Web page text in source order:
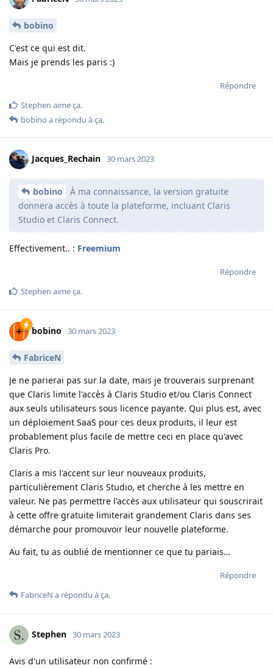
bobino
C'est ce qui est dit.
Mais je prends les paris :)
Répondre
Stephen aime ça.
bobino a répondu à ça.
Jacques_Rechain 30 mars 2023
bobino
À ma connaissance, la version gratuite
donnera accès à toute la plateforme, incluant Claris
Studio et Claris Connect.
Effectivement.. : Freemium
Répondre
Stephen aime ça.
bobino 30 mars 2023
FabriceN
Je ne parierai pas sur la date, mais je trouverais surprenant
que Claris limite l'accès à Claris Studio et/ou Claris Connect
aux seuls utilisateurs sous licence payante. Qui plus est, avec
un déploiement SaaS pour ces deux produits, il leur est
probablement plus facile de mettre ceci en place qu'avec
Claris Pro.
Claris a mis l'accent sur leur nouveaux produits,
particulièrement Claris Studio, et cherche à les mettre en
valeur. Ne pas permettre l'accès aux utilisateur qui souscrirait
à cette offre gratuite limiterait grandement Claris dans ses
démarche pour promouvoir leur nouvelle plateforme.
Au fait, tu as oublié de mentionner ce que tu pariais…
Répondre
FabriceN a répondu à ça.
Stephen 30 mars 2023
Avis d'un utilisateur non confirmé :